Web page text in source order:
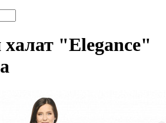
"Elegance"